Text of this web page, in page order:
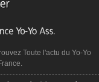
Toute l'actu du Yo-Yo